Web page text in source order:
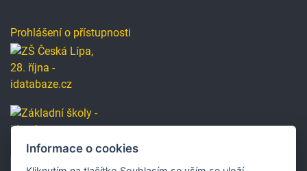
Prohlášení o přístupnosti
Informace o cookies